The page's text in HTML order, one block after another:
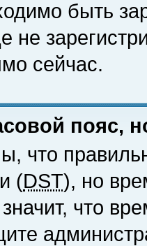
быть
не
сейчас.
пояс,
что
(DST), но
что